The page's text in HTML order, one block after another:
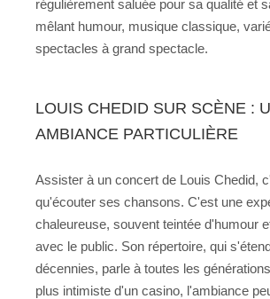
régulièrement saluée pour sa qualité et
mêlant humour, musique classique,
spectacles à grand spectacle.
LOUIS CHEDID SUR SCÈNE :
AMBIANCE PARTICULIÈRE
Assister à un concert de Louis Chedid,
qu'écouter ses chansons. C'est une
chaleureuse, souvent teintée d'humour
avec le public. Son répertoire, qui
décennies, parle à toutes les
plus intimiste d'un casino, l'ambiance